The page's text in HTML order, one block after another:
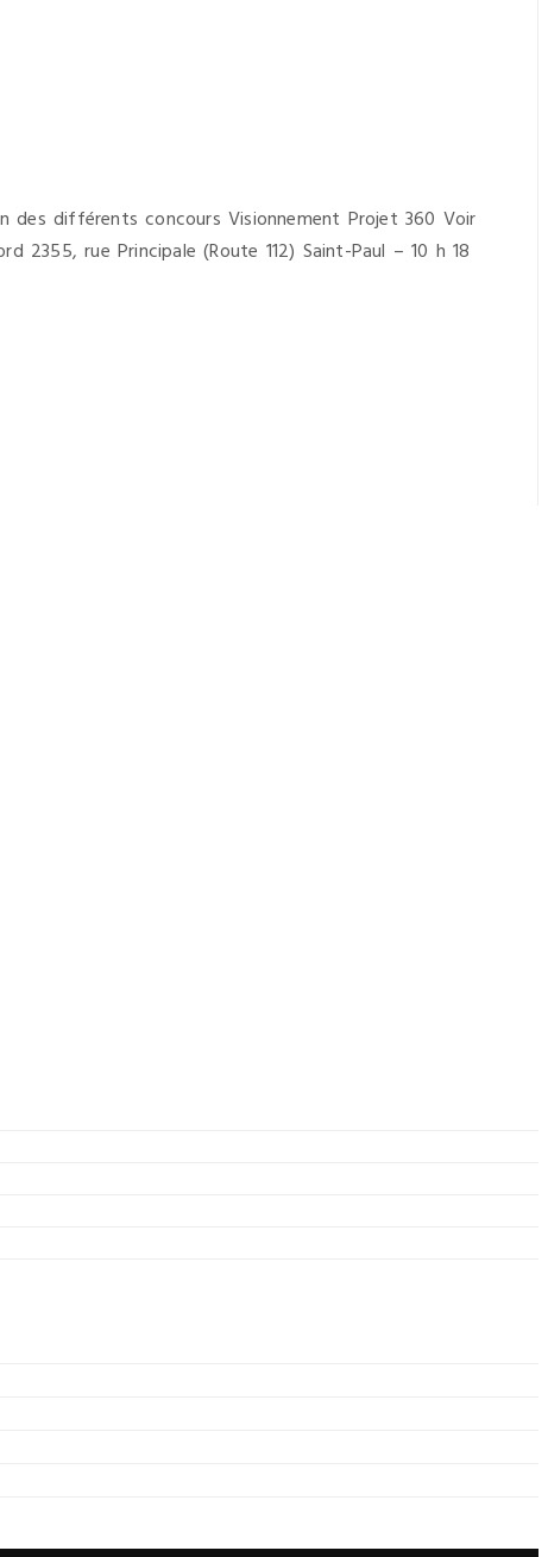
différents concours Visionnement Projet 360 Voir
rue Principale (Route 112) Saint-Paul – 10 h 18